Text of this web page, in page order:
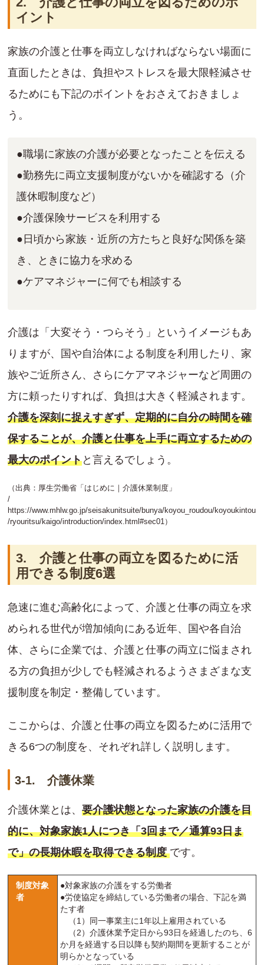
イント
家族の介護と仕事を両立しなければならない場面に
直面したときは、負担やストレスを最大限軽減させ
るためにも下記のポイントをおさえておきましょ
う。
●職場に家族の介護が必要となったことを伝える
●勤務先に両立支援制度がないかを確認する（介
護休暇制度など）
●介護保険サービスを利用する
●日頃から家族・近所の方たちと良好な関係を築
き、ときに協力を求める
●ケアマネジャーに何でも相談する
介護は「大変そう・つらそう」というイメージもあ
りますが、国や自治体による制度を利用したり、家
族やご近所さん、さらにケアマネジャーなど周囲の
方に頼ったりすれば、負担は大きく軽減されます。
介護を深刻に捉えすぎず、定期的に自分の時間を確
保することが、介護と仕事を上手に両立するための
最大のポイントと言えるでしょう。
（出典：厚生労働省「はじめに｜介護休業制度」
/
https://www.mhlw.go.jp/seisakunitsuite/bunya/koyou_roudou/koyoukintou
/ryouritsu/kaigo/introduction/index.html#sec01 ）
3. 介護と仕事の両立を図るために活
用できる制度6選
急速に進む高齢化によって、介護と仕事の両立を求
められる世代が増加傾向にある近年、国や各自治
体、さらに企業では、介護と仕事の両立に悩まされ
る方の負担が少しでも軽減されるようさまざまな支
援制度を制定・整備しています。
ここからは、介護と仕事の両立を図るために活用で
きる6つの制度を、それぞれ詳しく説明します。
3-1. 介護休業
介護休業とは、 要介護状態となった家族の介護を目
的に、対象家族1人につき「3回まで／通算93日ま
で」の長期休暇を取得できる制度です。
制度対象
者
●対象家族の介護をする労働者
●労使協定を締結している労働者の場合、下記を満
たす者
（1）同一事業主に1年以上雇用されている
（2）介護休業予定日から93日を経過したのち、6
か月を経過する日以降も契約期間を更新することが
明らかとなっている